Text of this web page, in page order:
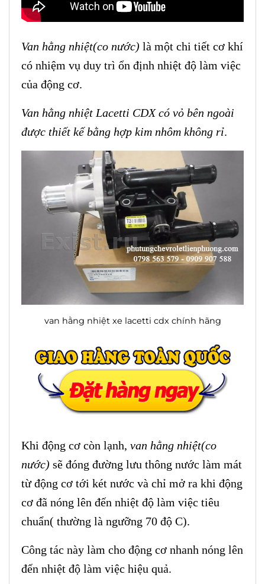
Van hằng nhiệt(co nước) là một chi tiết cơ khí
có nhiệm vụ duy trì ổn định nhiệt độ làm việc
của động cơ.
Van hằng nhiệt Lacetti CDX có vỏ bên ngoài
được thiết kế bằng hợp kim nhôm không rỉ.
van hằng nhiệt xe lacetti cdx chính hãng
Khi động cơ còn lạnh, van hằng nhiệt(co
nước) sẽ đóng đường lưu thông nước làm mát
từ động cơ tới két nước và chỉ mở ra khi động
cơ đã nóng lên đến nhiệt độ làm việc tiêu
chuẩn( thường là ngưỡng 70 độ C).
Công tác này làm cho động cơ nhanh nóng lên
đến nhiệt độ làm việc hiệu quả.